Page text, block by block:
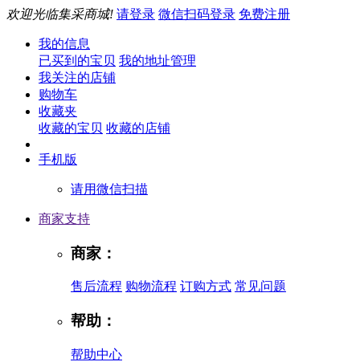
欢迎光临集采商城! 请登录 微信扫码登录 免费注册
我的信息
已买到的宝贝 我的地址管理
我关注的店铺
购物车
收藏夹
收藏的宝贝 收藏的店铺
手机版
请用微信扫描
商家支持
商家：
售后流程 购物流程 订购方式 常见问题
帮助：
帮助中心